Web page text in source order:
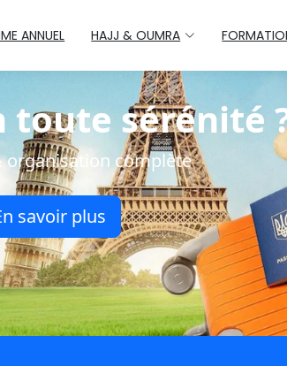
ANNUEL HAJJ & OUMRA
toute sérénité
organisation complète
savoir plus